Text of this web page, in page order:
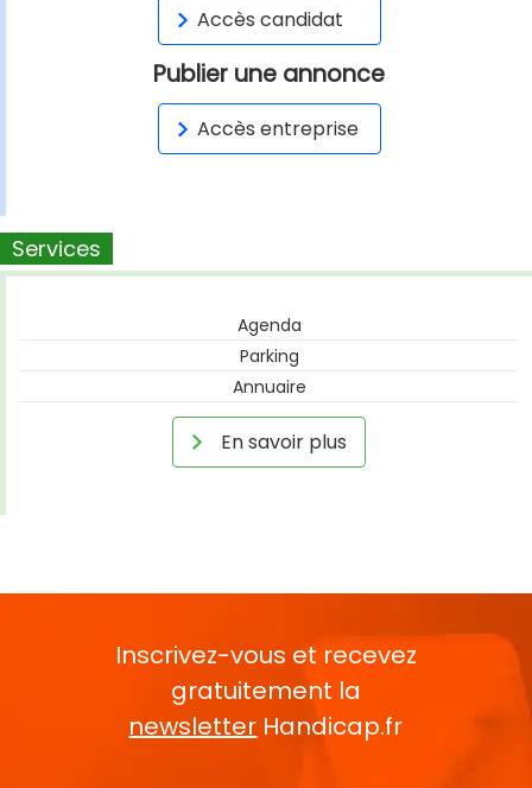
Accès candidat
Publier une annonce
Accès entreprise
Services
Agenda
Parking
Annuaire
En savoir plus
Inscrivez-vous et recevez
gratuitement la
newsletter Handicap.fr